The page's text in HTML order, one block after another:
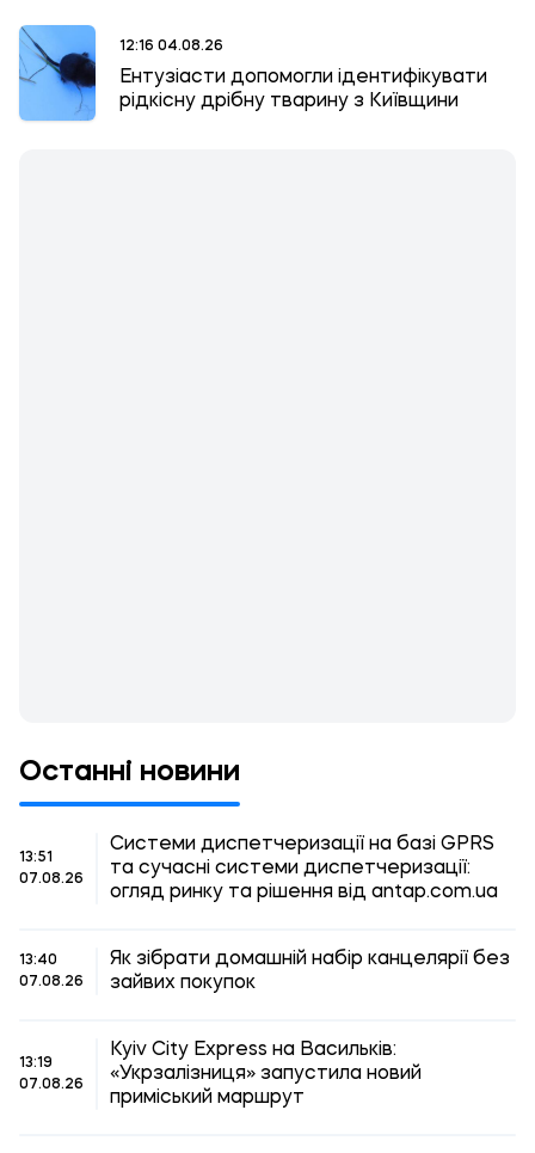
12:16 04.08.26
Ентузіасти допомогли ідентифікувати
рідкісну дрібну тварину з Київщини
Останні новини
13:51
07.08.26
Системи диспетчеризації на базі GPRS
та сучасні системи диспетчеризації:
огляд ринку та рішення від antap.com.ua
13:40
07.08.26
Як зібрати домашній набір канцелярії без
зайвих покупок
13:19
07.08.26
Kyiv City Express на Васильків:
«Укрзалізниця» запустила новий
приміський маршрут